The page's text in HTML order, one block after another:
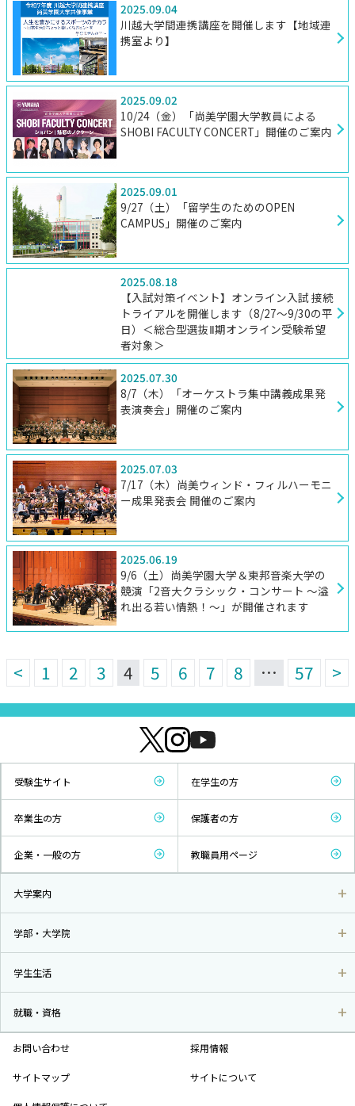
2025.09.04
川越大学間連携講座を開催します【地域連
携室より】
2025.09.02
10/24（金）「尚美学園大学教員による
SHOBI FACULTY CONCERT」開催のご案内
2025.09.01
9/27（土）「留学生のためのOPEN
CAMPUS」開催のご案内
2025.08.18
【入試対策イベント】オンライン入試 接続
トライアルを開催します（8/27～9/30の平
日）＜総合型選抜Ⅱ期オンライン受験希望
者対象＞
2025.07.30
8/7（木）「オーケストラ集中講義成果発
表演奏会」開催のご案内
2025.07.03
7/17（木）尚美ウィンド・フィルハーモニ
ー成果発表会 開催のご案内
2025.06.19
9/6（土）尚美学園大学＆東邦音楽大学の
競演「2音大クラシック・コンサート ～溢
れ出る若い情熱！～」が開催されます
< 1 2 3 4 5 6 7 8 … 57 >
受験生サイト 在学生の方
卒業生の方 保護者の方
企業・一般の方 教職員用ページ
大学案内
学部・大学院
学生生活
就職・資格
お問い合わせ 採用情報
サイトマップ サイトについて